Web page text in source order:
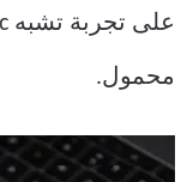
محمول.